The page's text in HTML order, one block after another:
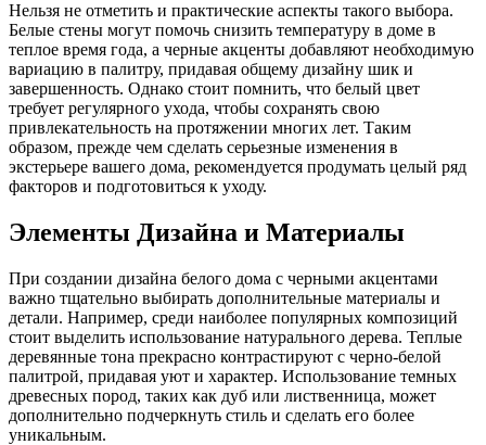
Нельзя не отметить и практические аспекты такого выбора.
Белые стены могут помочь снизить температуру в доме в
теплое время года, а черные акценты добавляют необходимую
вариацию в палитру, придавая общему дизайну шик и
завершенность. Однако стоит помнить, что белый цвет
требует регулярного ухода, чтобы сохранять свою
привлекательность на протяжении многих лет. Таким
образом, прежде чем сделать серьезные изменения в
экстерьере вашего дома, рекомендуется продумать целый ряд
факторов и подготовиться к уходу.
Элементы Дизайна и Материалы
При создании дизайна белого дома с черными акцентами
важно тщательно выбирать дополнительные материалы и
детали. Например, среди наиболее популярных композиций
стоит выделить использование натурального дерева. Теплые
деревянные тона прекрасно контрастируют с черно-белой
палитрой, придавая уют и характер. Использование темных
древесных пород, таких как дуб или лиственница, может
дополнительно подчеркнуть стиль и сделать его более
уникальным.